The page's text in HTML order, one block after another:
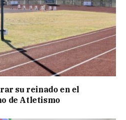
su reinado en el
de Atletismo